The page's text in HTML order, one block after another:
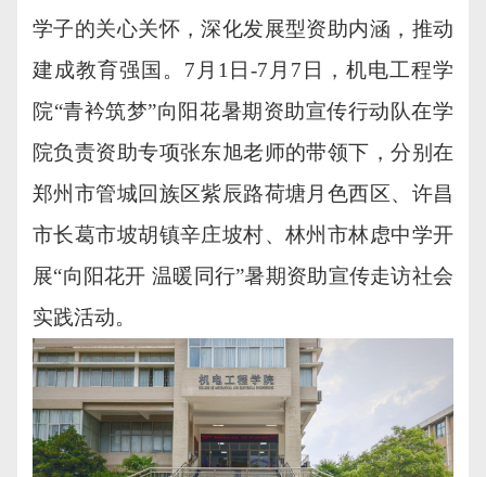
学子的关心关怀，深化发展型资助内涵，推动
建成教育强国。7月1日-7月7日，机电工程学
院“青衿筑梦”向阳花暑期资助宣传行动队在学
院负责资助专项张东旭老师的带领下，分别在
郑州市管城回族区紫辰路荷塘月色西区、许昌
市长葛市坡胡镇辛庄坡村、林州市林虑中学开
展“向阳花开 温暖同行”暑期资助宣传走访社会
实践活动。